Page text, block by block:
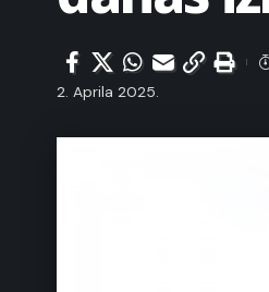
2. Aprila 2025.